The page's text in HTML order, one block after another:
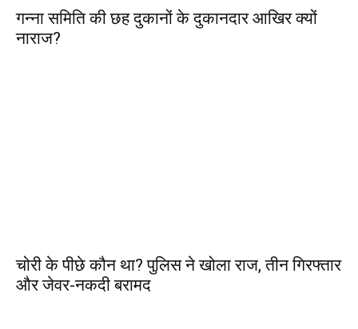
गन्ना समिति की छह दुकानों के दुकानदार आखिर क्यों
नाराज?
चोरी के पीछे कौन था? पुलिस ने खोला राज, तीन गिरफ्तार
और जेवर-नकदी बरामद